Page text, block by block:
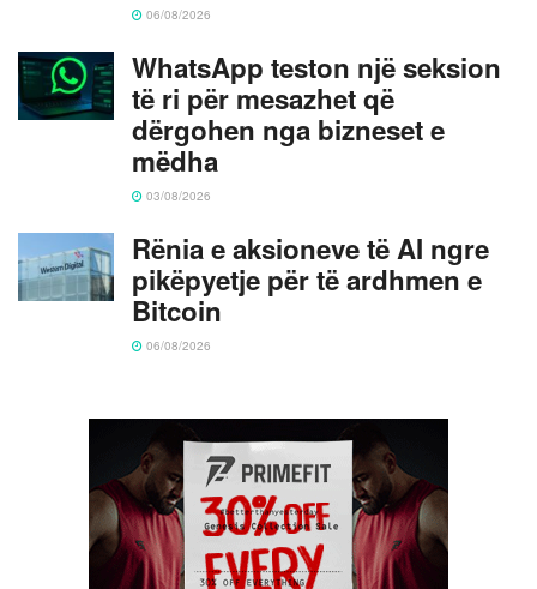
06/08/2026
WhatsApp teston një seksion
të ri për mesazhet që
dërgohen nga bizneset e
mëdha
03/08/2026
Rënia e aksioneve të AI ngre
pikëpyetje për të ardhmen e
Bitcoin
06/08/2026